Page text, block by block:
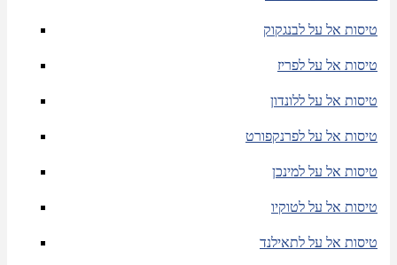
טיסות אל על לבנגקוק
טיסות אל על לפריז
טיסות אל על ללונדון
טיסות אל על לפרנקפורט
טיסות אל על למינכן
טיסות אל על לטוקיו
טיסות אל על לתאילנד